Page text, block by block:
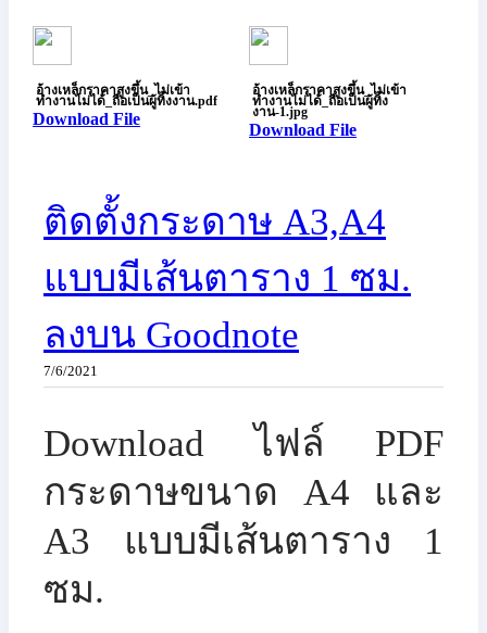
อ้างเหล็กราคาสูงขึ้น_ไม่เข้า
ทำงานไม่ได้_ถือเป็นผู้ทิ้งงาน.pdf
Download File
อ้างเหล็กราคาสูงขึ้น_ไม่เข้า
ทำงานไม่ได้_ถือเป็นผู้ทิ้ง
งาน-1.jpg
Download File
ติดตั้งกระดาษ A3,A4
แบบมีเส้นตาราง 1 ซม.
ลงบน Goodnote
7/6/2021
Download ไฟล์ PDF
กระดาษขนาด A4 และ
A3 แบบมีเส้นตาราง 1
ซม.